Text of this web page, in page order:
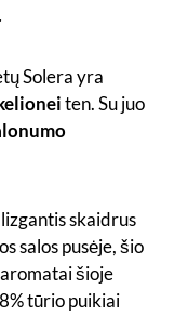
Solera yra
ten. Su juo
skaidrus
salos pusėje, šio
aromatai šioje
tūrio puikiai